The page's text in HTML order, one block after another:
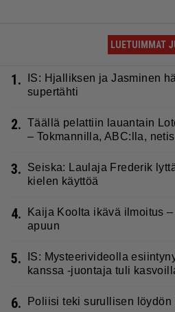
LUETUIMMAT
1.
IS: Hjalliksen ja Jasminen
supertähti
2. Täällä pelattiin lauantain
– Tokmannilla, ABC:lla,
3.
Seiska: Laulaja Frederik
kielen käyttöä
4.
Kaija Koolta ikävä ilmoitus
apuun
5.
IS: Mysteerivideolla
kanssa -juontaja tuli
6. Poliisi teki surullisen löydön